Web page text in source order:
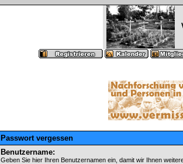
Passwort vergessen
Benutzername:
Geben Sie hier Ihren Benutzernamen ein, damit wir Ihnen